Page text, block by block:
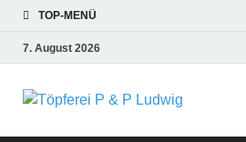
TOP-MENÜ
7. August 2026